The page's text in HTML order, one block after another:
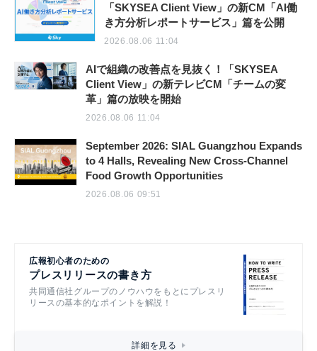
「SKYSEA Client View」の新CM「AI働
き方分析レポートサービス」篇を公開
2026.08.06 11:04
AIで組織の改善点を見抜く！「SKYSEA
Client View」の新テレビCM「チームの変
革」篇の放映を開始
2026.08.06 11:04
September 2026: SIAL Guangzhou Expands
to 4 Halls, Revealing New Cross-Channel
Food Growth Opportunities
2026.08.06 09:51
広報初心者のための
プレスリリースの書き方
共同通信社グループのノウハウをもとにプレスリ
リースの基本的なポイントを解説！
詳細を見る